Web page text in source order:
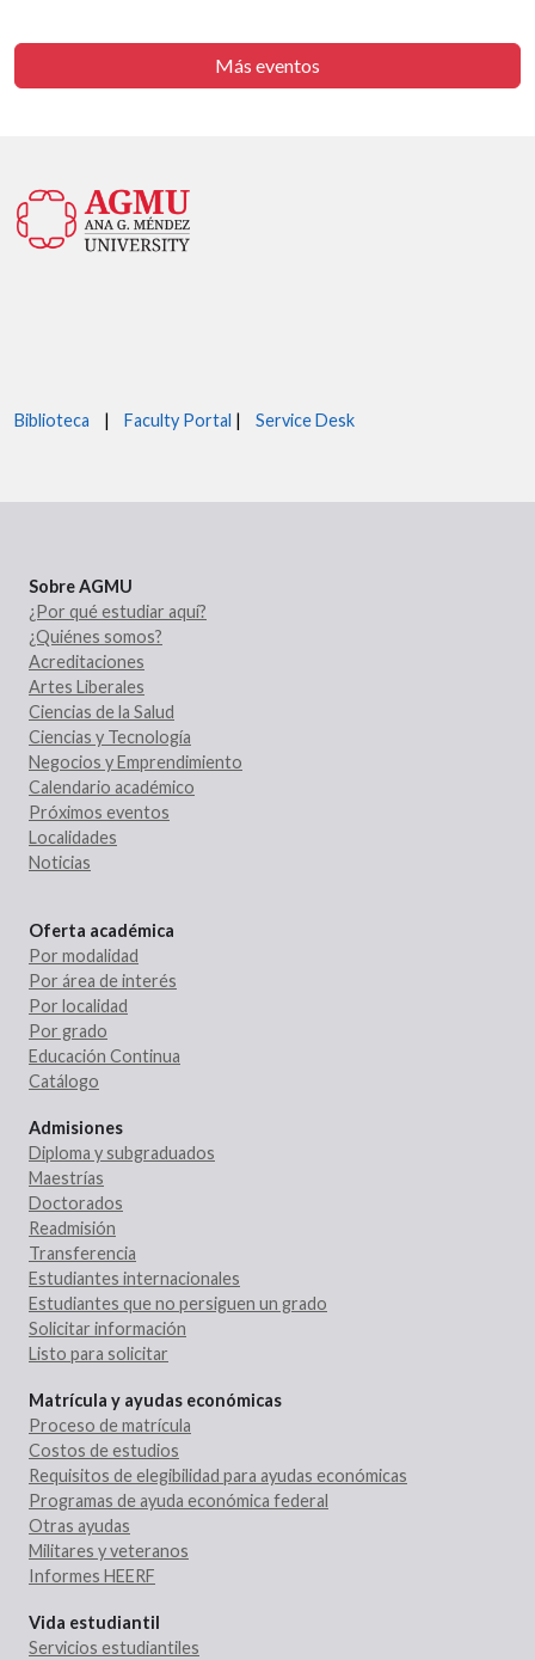
Más eventos
Biblioteca | Faculty Portal | Service Desk
Sobre AGMU
¿Por qué estudiar aquí?
¿Quiénes somos?
Acreditaciones
Artes Liberales
Ciencias de la Salud
Ciencias y Tecnología
Negocios y Emprendimiento
Calendario académico
Próximos eventos
Localidades
Noticias
Oferta académica
Por modalidad
Por área de interés
Por localidad
Por grado
Educación Continua
Catálogo
Admisiones
Diploma y subgraduados
Maestrías
Doctorados
Readmisión
Transferencia
Estudiantes internacionales
Estudiantes que no persiguen un grado
Solicitar información
Listo para solicitar
Matrícula y ayudas económicas
Proceso de matrícula
Costos de estudios
Requisitos de elegibilidad para ayudas económicas
Programas de ayuda económica federal
Otras ayudas
Militares y veteranos
Informes HEERF
Vida estudiantil
Servicios estudiantiles